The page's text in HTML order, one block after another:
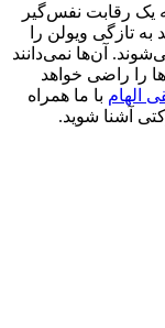
یک رقابت نفس‌گیر
تازگی ویولن را
آن‌ها نمی‌دانند
را راضی خواهد
الهام با ما همراه
آشنا شوید.